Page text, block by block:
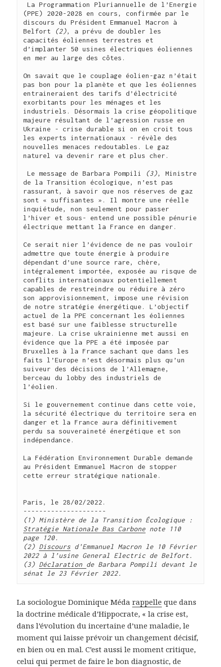
La Programmation Pluriannuelle de l’Energie
(PPE) 2020-2028 en cours, confirmée par le
discours du Président Emmanuel Macron à
Belfort (2), a prévu de doubler les
capacités éoliennes terrestres et
d’implanter 50 usines électriques éoliennes
en mer au large des côtes.
On savait que le couplage éolien-gaz n’était
pas bon pour la planète et que les éoliennes
entraineraient des tarifs d’électricité
exorbitants pour les ménages et les
industriels. Désormais la crise géopolitique
majeure résultant de l’agression russe en
Ukraine - crise durable si on en croit tous
les experts internationaux - révèle des
nouvelles menaces redoutables. Le gaz
naturel va devenir rare et plus cher.
Le message de Barbara Pompili (3), Ministre
de la Transition écologique, n’est pas
rassurant, à savoir que nos réserves de gaz
sont « suffisantes ». Il montre une réelle
inquiétude, non seulement pour passer
l’hiver et sous- entend une possible pénurie
électrique mettant la France en danger.
Ce serait nier l’évidence de ne pas vouloir
admettre que toute énergie à produire
dépendant d’une source rare, chère,
intégralement importée, exposée au risque de
conflits internationaux potentiellement
capables de restreindre ou réduire à zéro
son approvisionnement, impose une révision
de notre stratégie énergétique. L’objectif
actuel de la PPE concernant les éoliennes
est basé sur une faiblesse structurelle
majeure. La crise ukrainienne met aussi en
évidence que la PPE a été imposée par
Bruxelles à la France sachant que dans les
faits l’Europe n’est désormais plus qu’un
suiveur des décisions de l’Allemagne,
berceau du lobby des industriels de
l’éolien.
Si le gouvernement continue dans cette voie,
la sécurité électrique du territoire sera en
danger et la France aura définitivement
perdu sa souveraineté énergétique et son
indépendance.
La Fédération Environnement Durable demande
au Président Emmanuel Macron de stopper
cette erreur stratégique nationale.
Paris, le 28/02/2022.
(1) Ministère de la Transition Écologique :
Stratégie Nationale Bas Carbone note 110
page 120.
(2) Discours d'Emmanuel Macron le 10 Février
2022 à l’usine General Electric de Belfort.
(3) Déclaration de Barbara Pompili devant le
La sociologue Dominique Médarappelle que dans
la doctrine médicale d’Hippocrate, « la crise est,
dans l’évolution du incertaine d’une maladie, le
moment qui laisse prévoir un changement décisif,
en bien ou en mal. C’est aussi le moment critique,
celui qui permet de faire le bon diagnostic, de